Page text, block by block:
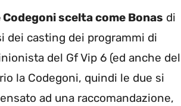
scelta come Bonas di
dei casting dei programmi di
del Gf Vip 6 (ed anche del
la Codegoni, quindi le due si
ad una raccomandazione,